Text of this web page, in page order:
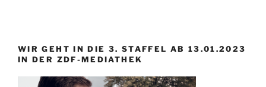
WIR GEHT IN DIE 3. STAFFEL AB 13.01.2023
IN DER ZDF-MEDIATHEK